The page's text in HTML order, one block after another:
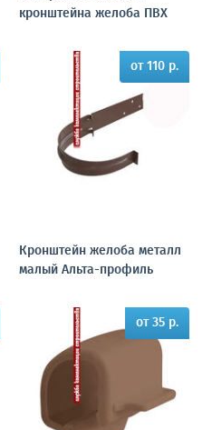
кронштейна желоба ПВХ
от 110 р.
Кронштейн желоба металл
малый Альта-профиль
от 35 р.